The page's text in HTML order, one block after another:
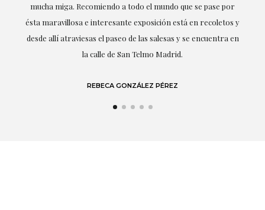
destacando (por supuesto) el amor y conocimiento sobre lo
que habla: el arte.
LAURA GUTIÉRREZ